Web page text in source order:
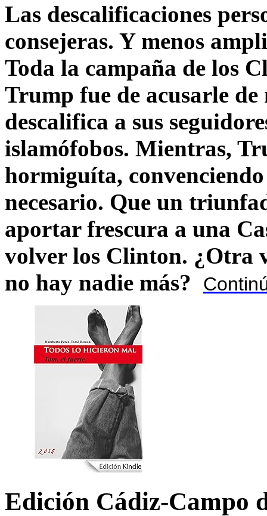
Las descalificaciones
consejeras. Y menos
Toda la campaña de los
Trump fue de acusarle
descalifica a sus
islamófobos. Mientras,
hormiguíta,
necesario. Que un
aportar frescura a una
volver los Clinton. ¿Otra
no hay nadie más?
Edición Cádiz-Campo